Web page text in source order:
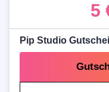
5
Pip Studio